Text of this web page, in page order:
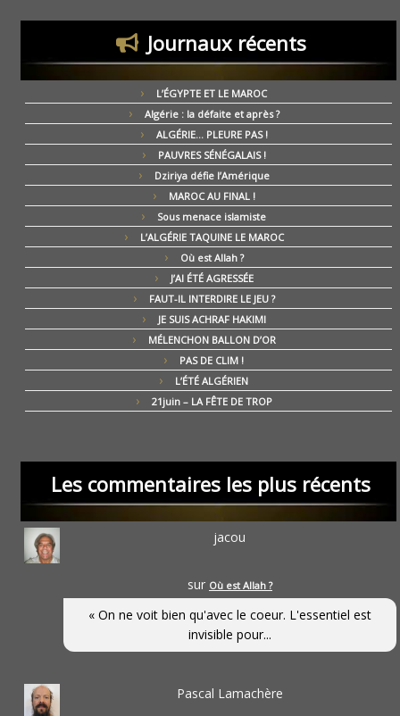
Journaux récents
L’ÉGYPTE ET LE MAROC
Algérie : la défaite et après ?
ALGÉRIE… PLEURE PAS !
PAUVRES SÉNÉGALAIS !
Dziriya défie l’Amérique
MAROC AU FINAL !
Sous menace islamiste
L’ALGÉRIE TAQUINE LE MAROC
Où est Allah ?
J’AI ÉTÉ AGRESSÉE
FAUT-IL INTERDIRE LE JEU ?
JE SUIS ACHRAF HAKIMI
MÉLENCHON BALLON D’OR
PAS DE CLIM !
L’ÉTÉ ALGÉRIEN
21juin – LA FÊTE DE TROP
Les commentaires les plus récents
jacou
sur Où est Allah ?
« On ne voit bien qu'avec le coeur. L'essentiel est
invisible pour...
Pascal Lamachère